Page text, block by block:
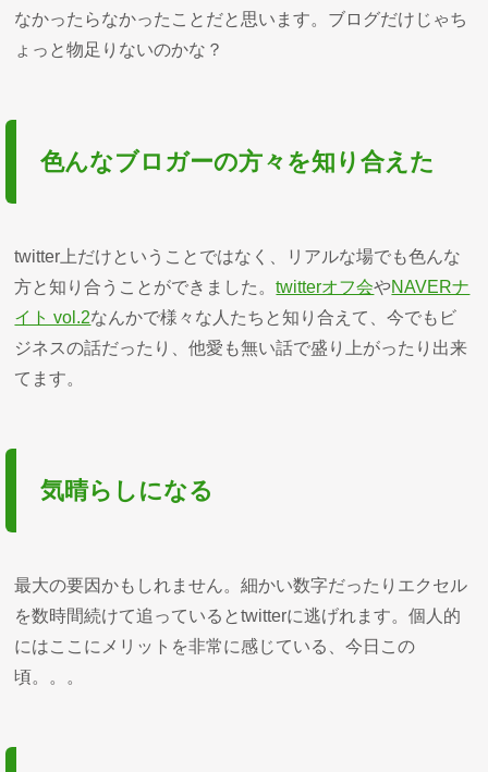
なかったらなかったことだと思います。ブログだけじゃち
ょっと物足りないのかな？
色んなブロガーの方々を知り合えた
twitter上だけということではなく、リアルな場でも色んな
方と知り合うことができました。twitterオフ会やNAVERナ
イト vol.2なんかで様々な人たちと知り合えて、今でもビ
ジネスの話だったり、他愛も無い話で盛り上がったり出来
てます。
気晴らしになる
最大の要因かもしれません。細かい数字だったりエクセル
を数時間続けて追っているとtwitterに逃げれます。個人的
にはここにメリットを非常に感じている、今日この
頃。。。